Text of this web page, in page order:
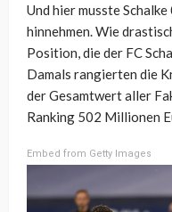
Und hier musste
hinnehmen. Wie
Position, die der FC
Damals rangierten die
der Gesamtwert aller
Ranking 502 Millionen
Embed from Getty Images